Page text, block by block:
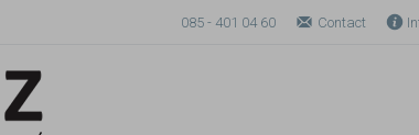
085 - 401 04 60 Contact